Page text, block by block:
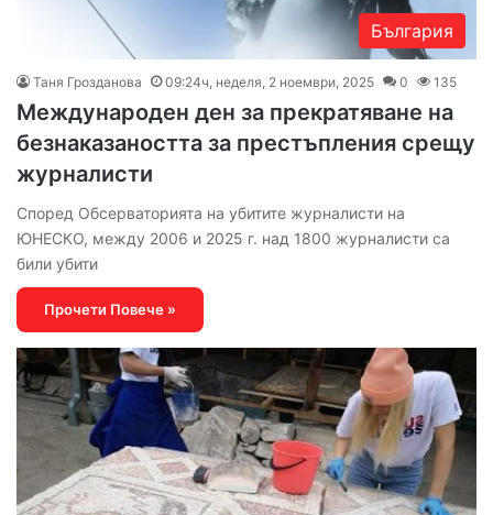
България
Таня Грозданова 09:24ч, неделя, 2 ноември, 2025 0 135
Международен ден за прекратяване на
безнаказаността за престъпления срещу
журналисти
Според Обсерваторията на убитите журналисти на
ЮНЕСКО, между 2006 и 2025 г. над 1800 журналисти са
били убити
Прочети Повече »